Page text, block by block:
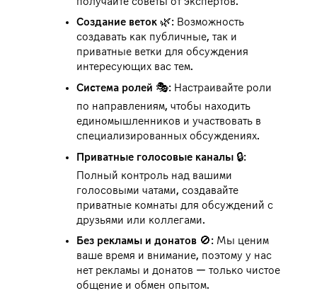
Создание веток 🌿: Возможность
создавать как публичные, так и
приватные ветки для обсуждения
интересующих вас тем.
Система ролей 🎭: Настраивайте роли
по направлениям, чтобы находить
единомышленников и участвовать в
специализированных обсуждениях.
Приватные голосовые каналы 🔒:
Полный контроль над вашими
голосовыми чатами, создавайте
приватные комнаты для обсуждений с
друзьями или коллегами.
Без рекламы и донатов 🚫: Мы ценим
ваше время и внимание, поэтому у нас
нет рекламы и донатов — только чистое
общение и обмен опытом.